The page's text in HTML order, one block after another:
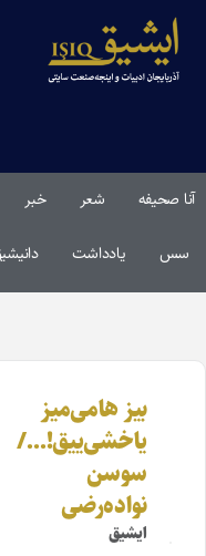
آنا صحیفه شعر خبر
سس یادداشت دانیشیق
بیز هامی‌میز
یاخشی‌ییق!…/
سوسن
نواده‌رضی
ایشیق